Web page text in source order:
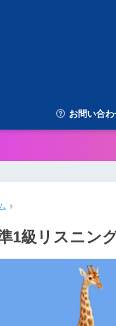
お問い合わ
1級リスニン